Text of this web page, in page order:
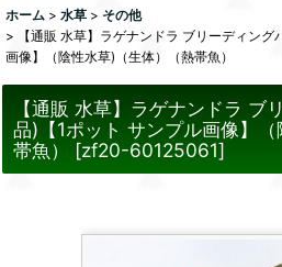
ホーム > 水草 > その他
>
【通販 水草】ラゲナンドラ ブリーディン
画像】（陰性水草)（生体）（熱帯魚）
【通販 水草】ラゲナンドラ ブ
品)【1ポット サンプル画像】
帯魚）
[zf20-60125061]